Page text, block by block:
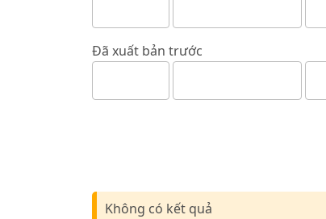
Đã xuất bản trước
Không có kết quả